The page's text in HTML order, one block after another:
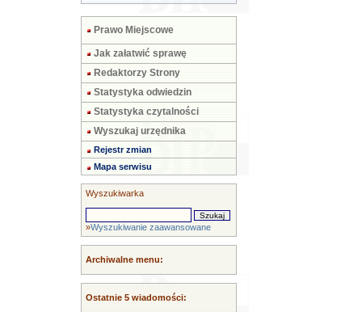
Prawo Miejscowe
Jak załatwić sprawę
Redaktorzy Strony
Statystyka odwiedzin
Statystyka czytalności
Wyszukaj urzędnika
Rejestr zmian
Mapa serwisu
Wyszukiwarka
»Wyszukiwanie zaawansowane
Archiwalne menu:
Ostatnie 5 wiadomości: